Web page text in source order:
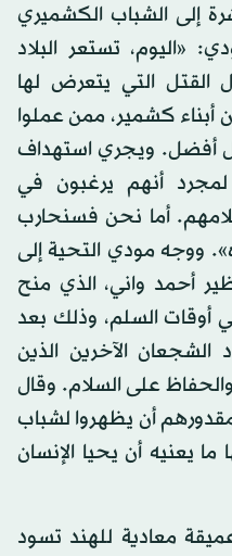
إلى الشباب الكشميري
«اليوم، تستعر البلاد
القتل التي يتعرض لها
أبناء كشمير، ممن عملوا
أفضل. ويجري استهداف
لمجرد أنهم يرغبون في
أما نحن فسنحارب
ووجه مودي التحية إلى
أحمد واني، الذي منح
السلم، وذلك بعد
الآخرين الذين
على السلام. وقال
أن يظهروا لشباب
يعنيه أن يحيا الإنسان
معادية للهند تسود